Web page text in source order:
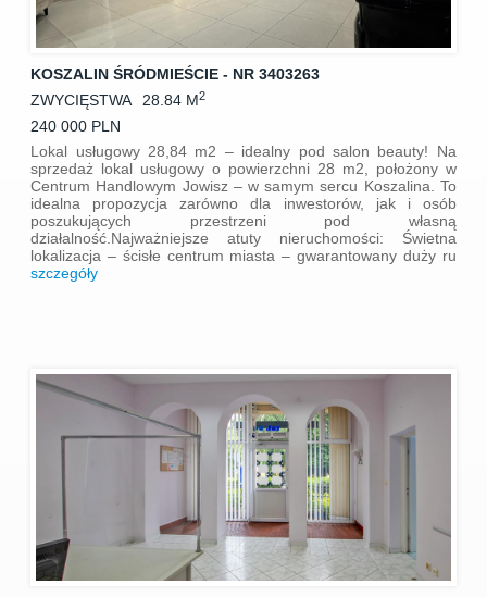
KOSZALIN ŚRÓDMIEŚCIE - NR 3403263
ZWYCIĘSTWA
28.84 M2
240 000 PLN
Lokal usługowy 28,84 m2 – idealny pod salon beauty! Na
sprzedaż lokal usługowy o powierzchni 28 m2, położony w
Centrum Handlowym Jowisz – w samym sercu Koszalina. To
idealna propozycja zarówno dla inwestorów, jak i osób
poszukujących przestrzeni pod własną
działalność.Najważniejsze atuty nieruchomości: Świetna
lokalizacja – ścisłe centrum miasta – gwarantowany duży ru
szczegóły